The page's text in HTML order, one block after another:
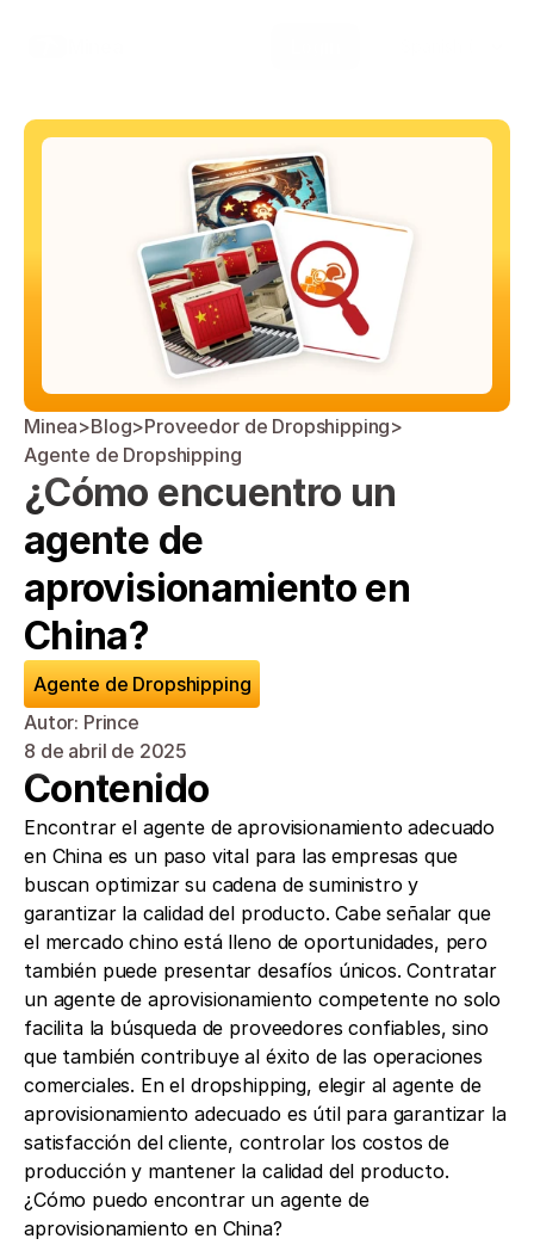
Minea>Blog>Proveedor de Dropshipping>
Agente de Dropshipping
¿Cómo encuentro un
agente de
aprovisionamiento en
China?
Agente de Dropshipping
Autor: Prince
8 de abril de 2025
Contenido
Encontrar el agente de aprovisionamiento adecuado
en China es un paso vital para las empresas que
buscan optimizar su cadena de suministro y
garantizar la calidad del producto. Cabe señalar que
el mercado chino está lleno de oportunidades, pero
también puede presentar desafíos únicos. Contratar
un agente de aprovisionamiento competente no solo
facilita la búsqueda de proveedores confiables, sino
que también contribuye al éxito de las operaciones
comerciales. En el dropshipping, elegir al agente de
aprovisionamiento adecuado es útil para garantizar la
satisfacción del cliente, controlar los costos de
producción y mantener la calidad del producto.
¿Cómo puedo encontrar un agente de
aprovisionamiento en China?